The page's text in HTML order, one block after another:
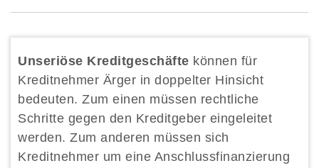
Unseriöse Kreditgeschäfte können für
Kreditnehmer Ärger in doppelter Hinsicht
bedeuten. Zum einen müssen rechtliche
Schritte gegen den Kreditgeber eingeleitet
werden. Zum anderen müssen sich
Kreditnehmer um eine Anschlussfinanzierung